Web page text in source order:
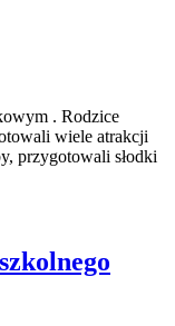
. Rodzice
wiele atrakcji
przygotowali słodki